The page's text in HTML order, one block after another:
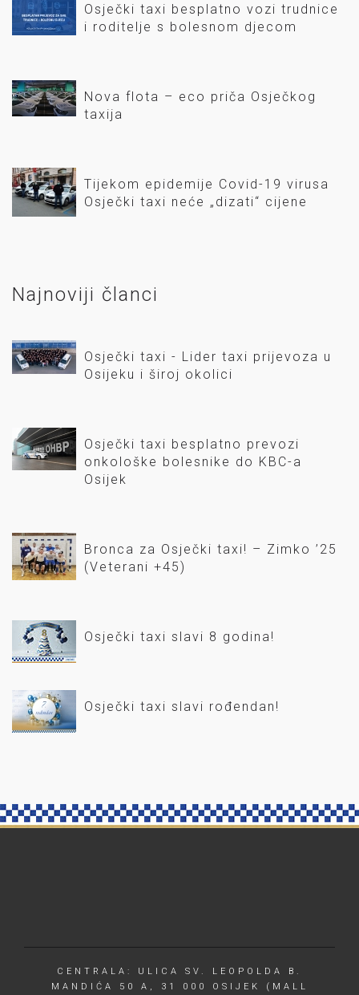
Osječki taxi besplatno vozi trudnice
i roditelje s bolesnom djecom
Nova flota – eco priča Osječkog
taxija
Tijekom epidemije Covid-19 virusa
Osječki taxi neće „dizati“ cijene
Najnoviji članci
Osječki taxi - Lider taxi prijevoza u
Osijeku i široj okolici
Osječki taxi besplatno prevozi
onkološke bolesnike do KBC-a
Osijek
Bronca za Osječki taxi! – Zimko ’25
(Veterani +45)
Osječki taxi slavi 8 godina!
Osječki taxi slavi rođendan!
CENTRALA: ULICA SV. LEOPOLDA B.
MANDIĆA 50 A, 31 000 OSIJEK (MALL